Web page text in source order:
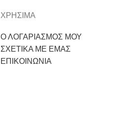
ΧΡΗΣΙΜΑ
Ο ΛΟΓΑΡΙΑΣΜΟΣ ΜΟΥ
ΣΧΕΤΙΚΑ ΜΕ ΕΜΑΣ
ΕΠΙΚΟΙΝΩΝΙΑ